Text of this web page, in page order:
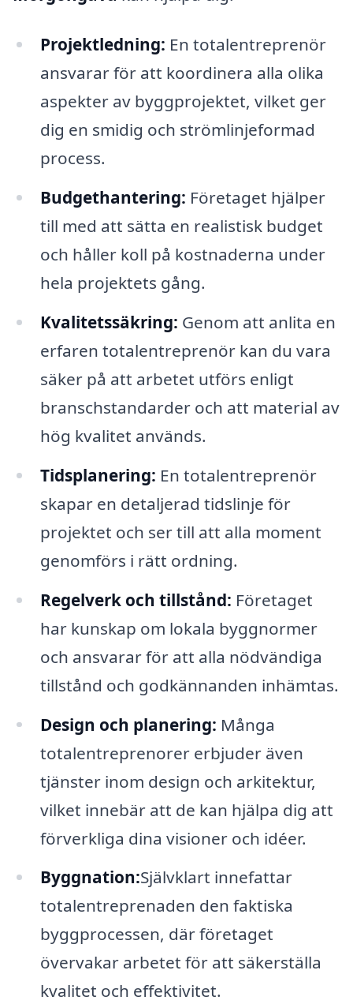
Projektledning: En totalentreprenör
ansvarar för att koordinera alla olika
aspekter av byggprojektet, vilket ger
dig en smidig och strömlinjeformad
process.
Budgethantering: Företaget hjälper
till med att sätta en realistisk budget
och håller koll på kostnaderna under
hela projektets gång.
Kvalitetssäkring: Genom att anlita en
erfaren totalentreprenör kan du vara
säker på att arbetet utförs enligt
branschstandarder och att material av
hög kvalitet används.
Tidsplanering: En totalentreprenör
skapar en detaljerad tidslinje för
projektet och ser till att alla moment
genomförs i rätt ordning.
Regelverk och tillstånd: Företaget
har kunskap om lokala byggnormer
och ansvarar för att alla nödvändiga
tillstånd och godkännanden inhämtas.
Design och planering: Många
totalentreprenorer erbjuder även
tjänster inom design och arkitektur,
vilket innebär att de kan hjälpa dig att
förverkliga dina visioner och idéer.
Byggnation:Självklart innefattar
totalentreprenaden den faktiska
byggprocessen, där företaget
övervakar arbetet för att säkerställa
kvalitet och effektivitet.